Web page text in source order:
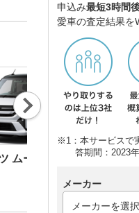
ムーヴ スズキ
Nex
t
申込み最短3時間
愛車の査定結果を
※1：本サービスで
答期間：2023
メーカー